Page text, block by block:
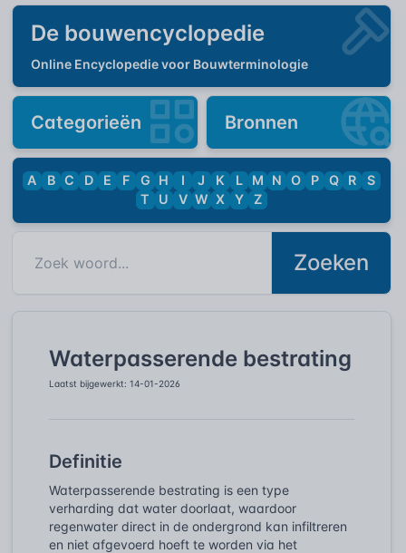
De bouwencyclopedie
Online Encyclopedie voor Bouwterminologie
Categorieën Bronnen
A B C D E F G H I J K L M N O P Q R
S
T
U V W X Y Z
Zoeken
Waterpasserende bestrating
Laatst bijgewerkt: 14-01-2026
Definitie
Waterpasserende bestrating is een type
verharding dat water doorlaat, waardoor
regenwater direct in de ondergrond kan infiltreren
en niet afgevoerd hoeft te worden via het